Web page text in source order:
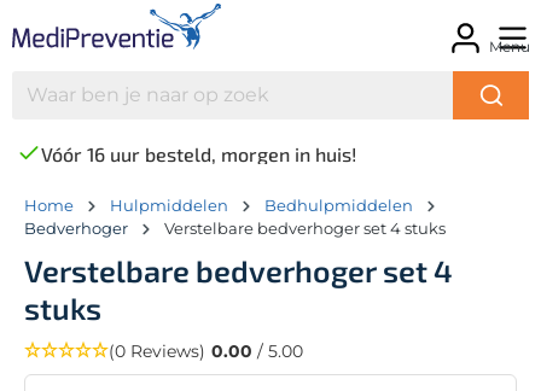
Menu
Vóór 16 uur besteld, morgen in huis!
Home Hulpmiddelen
Bedhulpmiddelen
Bedverhoger
Verstelbare bedverhoger set 4 stuks
Verstelbare bedverhoger set 4
stuks
(0 Reviews) 0.00 / 5.00